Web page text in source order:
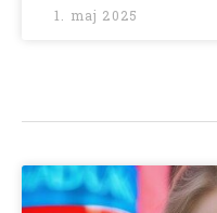
1. maj 2025